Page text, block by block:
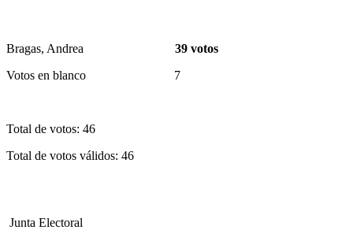
Bragas, Andrea 39 votos
Votos en blanco 7
Total de votos: 46
Total de votos válidos: 46
Junta Electoral